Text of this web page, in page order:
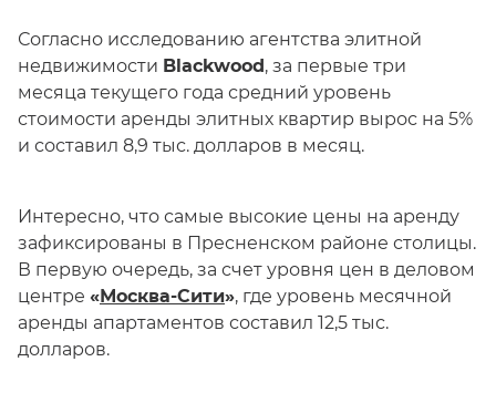
Согласно исследованию агентства элитной
недвижимости Blackwood, за первые три
месяца текущего года средний уровень
стоимости аренды элитных квартир вырос на 5%
и составил 8,9 тыс. долларов в месяц.
Интересно, что самые высокие цены на аренду
зафиксированы в Пресненском районе столицы.
В первую очередь, за счет уровня цен в деловом
центре «Москва-Сити», где уровень месячной
аренды апартаментов составил 12,5 тыс.
долларов.